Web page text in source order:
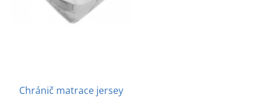
Chránič matrace jersey